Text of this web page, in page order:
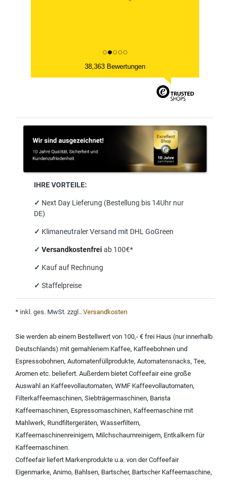
38,363 Bewertungen
IHRE VORTEILE:
✓ Next Day Lieferung (Bestellung bis 14Uhr nur
DE)
✓ Klimaneutraler Versand mit DHL GoGreen
✓ Versandkostenfrei ab 100€*
✓ Kauf auf Rechnung
✓ Staffelpreise
* inkl. ges. MwSt. zzgl.. Versandkosten
Sie werden ab einem Bestellwert von 100,- € frei Haus (nur innerhalb
Deutschlands) mit gemahlenem Kaffee, Kaffeebohnen und
Espressobohnen, Automatenfüllprodukte, Automatensnacks, Tee,
Aromen etc. beliefert. Außerdem bietet Coffeefair eine große
Auswahl an Kaffeevollautomaten, WMF Kaffeevollautomaten,
Filterkaffeemaschinen, Siebträgermaschinen, Barista
Kaffeemaschinen, Espressomaschinen, Kaffeemaschine mit
Mahlwerk, Rundfiltergeräten, Wasserfiltern,
Kaffeemaschinenreinigern, Milchschaumreinigern, Entkalkern für
Kaffeemaschinen.
Coffeefair liefert Markenprodukte u.a. von derCoffeefair
Eigenmarke, Animo, Bahlsen, Bartscher, Bartscher Kaffeemaschine,